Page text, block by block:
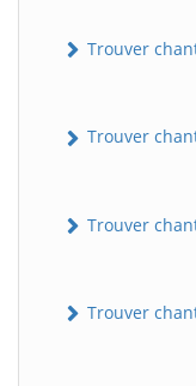
Trouver
Trouver
Trouver
Trouver